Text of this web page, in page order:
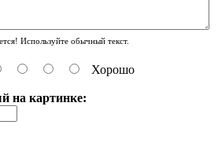
Используйте обычный текст.
Хорошо
на картинке: